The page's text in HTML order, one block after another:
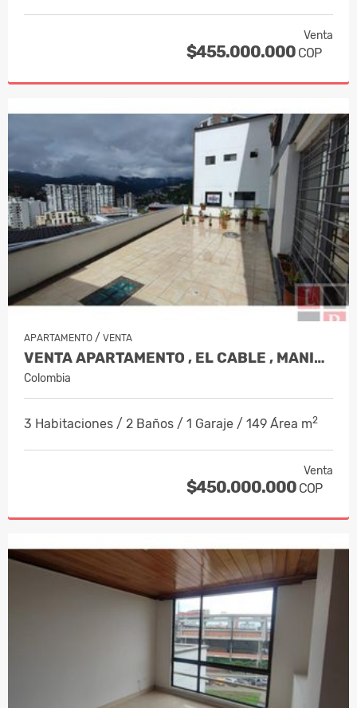
Venta
$455.000.000 COP
APARTAMENTO / VENTA
VENTA APARTAMENTO , EL CABLE , MANIZA…
Colombia
3 Habitaciones / 2 Baños / 1 Garaje / 149 Área m2
Venta
$450.000.000 COP